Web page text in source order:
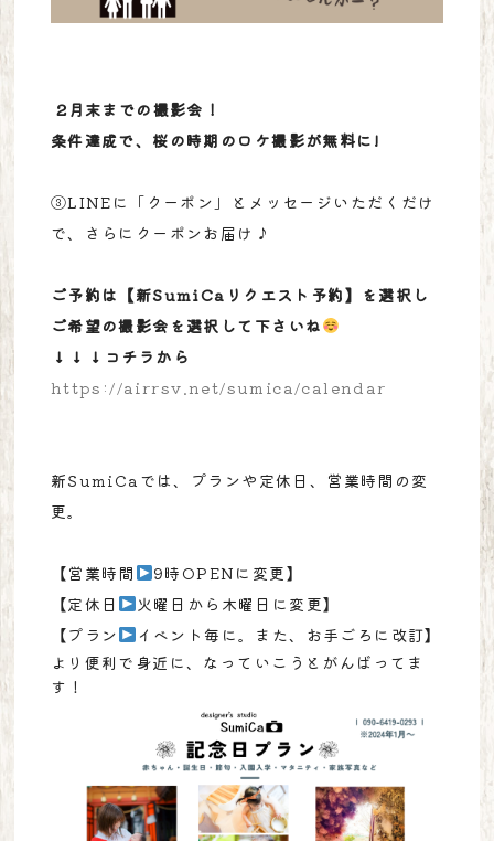
2月末までの撮影会！
条件達成で、桜の時期のロケ撮影が無料に!
③LINEに「クーポン」とメッセージいただくだけ
で、さらにクーポンお届け♪
ご予約は 【新SumiCaリクエスト予約】を選択し
ご希望の撮影会を選択して下さいね
↓↓↓コチラから
https://airrsv.net/sumica/calendar
新SumiCaでは、プランや定休日、営業時間の変
更。
【営業時間
9時OPENに変更】
【定休日
火曜日から木曜日に変更】
【プラン
イベント毎に。また、お手ごろに改訂】
より便利で身近に、なっていこうとがんばってま
す！